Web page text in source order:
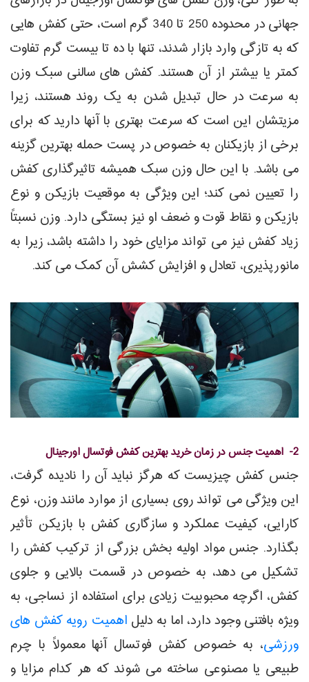
جهانی در محدوده 250 تا 340 گرم است، حتی کفش هایی
که به تازگی وارد بازار شدند، تنها با ده تا بیست گرم تفاوت
کمتر یا بیشتر از آن هستند. کفش های سالنی سبک وزن
به سرعت در حال تبدیل شدن به یک روند هستند، زیرا
مزیتشان این است که سرعت بهتری با آنها دارید که برای
برخی از بازیکنان به خصوص در پست حمله بهترین گزینه
می باشد. با این حال وزن سبک همیشه تاثیرگذاری کفش
را تعیین نمی کند؛ این ویژگی به موقعیت بازیکن و نوع
بازیکن و نقاط قوت و ضعف او نیز بستگی دارد. وزن نسبتاً
زیاد کفش نیز می تواند مزایای خود را داشته باشد، زیرا به
مانورپذیری، تعادل و افزایش کشش آن کمک می کند.
2- اهمیت جنس در زمان خرید بهترین کفش فوتسال اورجینال
جنس کفش چیزیست که هرگز نباید آن را نادیده گرفت،
این ویژگی می تواند روی بسیاری از موارد مانند وزن، نوع
کارایی، کیفیت عملکرد و سازگاری کفش با بازیکن تأثیر
بگذارد. جنس مواد اولیه بخش بزرگی از ترکیب کفش را
تشکیل می دهد، به خصوص در قسمت بالایی و جلوی
کفش، اگرچه محبوبیت زیادی برای استفاده از نساجی، به
ویژه بافتنی وجود دارد، اما به دلیل اهمیت رویه کفش های
ورزشی، به خصوص کفش فوتسال آنها معمولاً با چرم
طبیعی یا مصنوعی ساخته می شوند که هر کدام مزایا و